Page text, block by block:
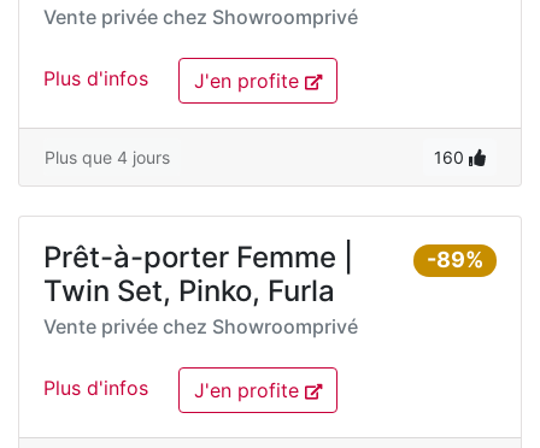
Vente privée chez Showroomprivé
Plus d'infos J'en profite
Plus que 4 jours 160
-89%
Prêt-à-porter Femme |
Twin Set, Pinko, Furla
Vente privée chez Showroomprivé
Plus d'infos J'en profite